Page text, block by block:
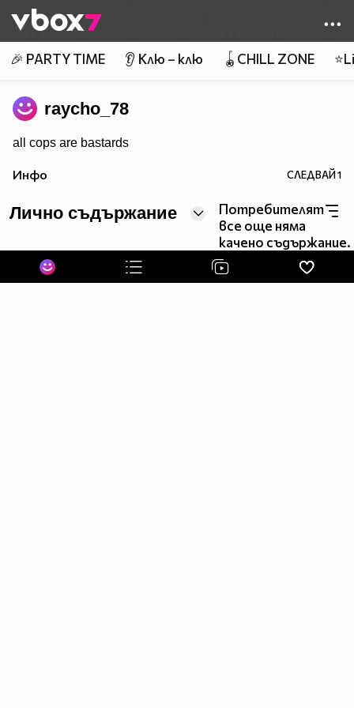
👾
🎉 PARTY TIME 👂 Клю – клю 🪀CHILL ZONE
raycho_78
all cops are bastards
Инфо СЛЕДВАЙ1
Лично съдържание
Потребителят
все още няма
качено съдържание.